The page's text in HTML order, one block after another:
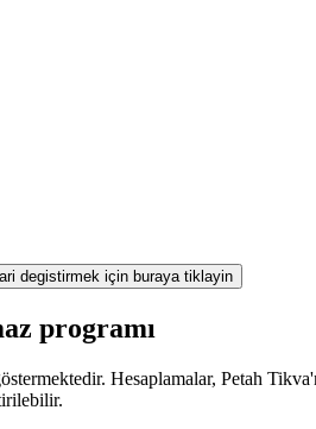
degistirmek için buraya tiklayin
programı
Hesaplamalar, Petah